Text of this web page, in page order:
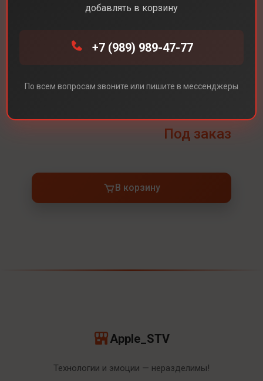
Диагональ экрана
Встроенная память
Оперативная память
24 ГБ
Под заказ
В корзину
Apple_STV
Технологии и эмоции — неразделимы!
добавлять в корзину
+7 (989) 989-47-77
По всем вопросам звоните или пишите в мессенджеры